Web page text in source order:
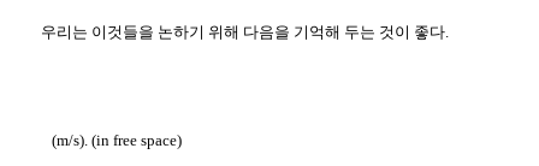
우리는 이것들을 논하기 위해 다음을 기억해 두는 것이 좋다.
(m/s). (in free space)